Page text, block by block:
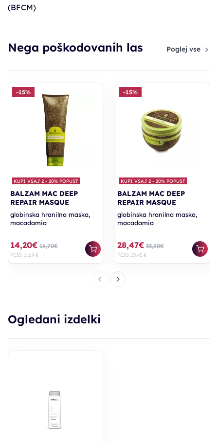
(BFCM)
Nega poškodovanih las Poglej vse
KUPI VSAJ 2 - 20% POPUST
-15%
BALZAM MAC DEEP
REPAIR MASQUE
globinska hranilna maska,
macadamia
14,20€ 16,70€
PC30: 11,69 €
KUPI VSAJ 2 - 20% POPUST
-15%
BALZAM MAC DEEP
REPAIR MASQUE
globinska hranilna maska,
macadamia
28,47€ 33,50€
PC30: 23,45 €
Ogledani izdelki